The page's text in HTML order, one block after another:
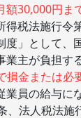
30,000円ま
得税法施行令
度」として、
業主が負担す
損金または必
業員の給与に
、法人税法施